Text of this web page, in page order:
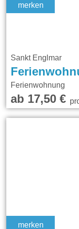
merken
Sankt Englmar
Ferienwohnung
ab 17,50 €pro
merken